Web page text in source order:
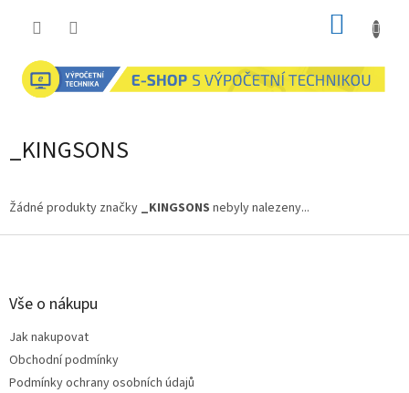
_KINGSONS
Žádné produkty značky _KINGSONS nebyly nalezeny...
Z
Vše o nákupu
Jak nakupovat
Obchodní podmínky
Podmínky ochrany osobních údajů